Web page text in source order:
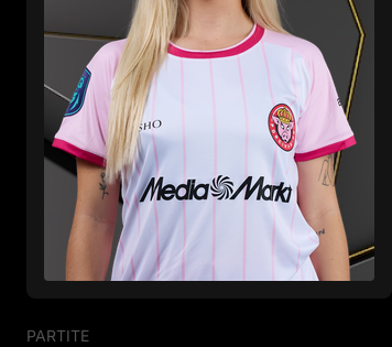
PARTITE